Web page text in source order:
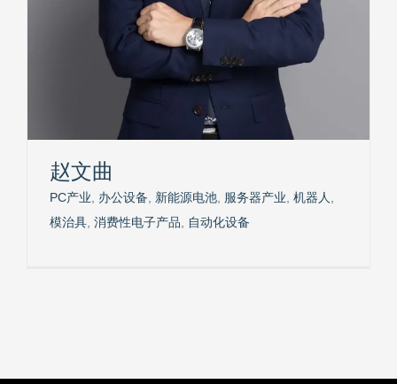
赵文曲
PC产业 办公设备 新能源电池 服务器产业 机器人
模治具 消费性电子产品 自动化设备